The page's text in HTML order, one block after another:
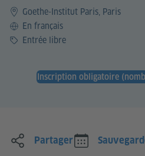
Goethe-Institut Paris, Paris
LangueEn français
PrixEntrée libre
Inscription obligatoire
Partager